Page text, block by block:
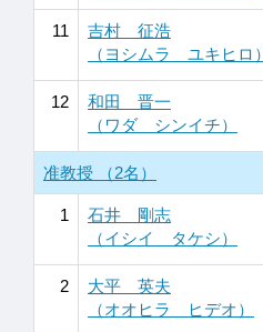
11
吉村 征浩
（ヨシムラ ユキヒロ）
12
和田 晋一
（ワダ シンイチ）
准教授 （2名）
1
石井 剛志
（イシイ タケシ）
2
大平 英夫
（オオヒラ ヒデオ）